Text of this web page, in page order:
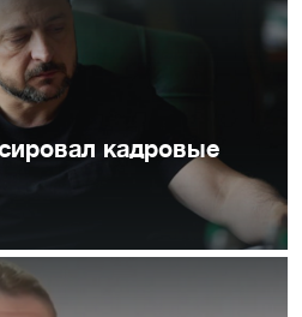
кадровые